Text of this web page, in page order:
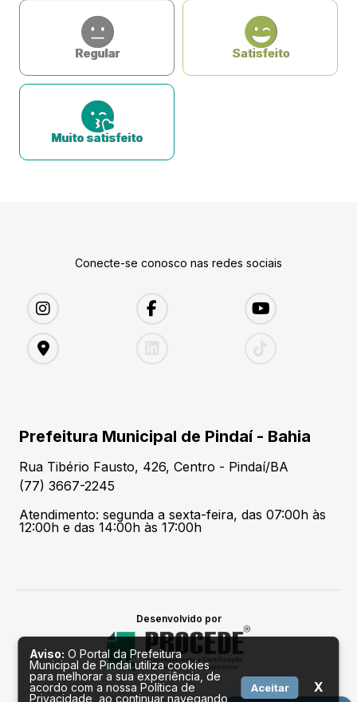
Regular Satisfeito
Muito satisfeito
Conecte-se conosco nas redes sociais
Prefeitura Municipal de Pindaí - Bahia
Rua Tibério Fausto, 426, Centro - Pindaí/BA
(77) 3667-2245
Atendimento: segunda a sexta-feira, das 07:00h às
12:00h e das 14:00h às 17:00h
Desenvolvido por
Aviso: O Portal da Prefeitura
Municipal de Pindai utiliza cookies
para melhorar a sua experiência, de
acordo com a nossa Política de
Privacidade, ao continuar navegando,
Aceitar X